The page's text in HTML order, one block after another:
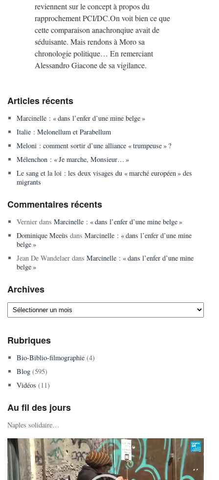
reviennent sur le concept à propos du
rapprochement PCI/DC.On voit bien ce que
cette comparaison anachronqiue avait de
séduisante. Mais rendons à Moro sa
chronologie politique… En remerciant
Alessandro Giacone de sa vigilance.
Articles récents
Marcinelle : « dans l’enfer d’une mine belge »
Italie : Melonellum et Parabellum
Meloni : comment sortir d’une alliance « trumpeuse » ?
Mélenchon : « Je marche, Monsieur… »
Le sang et la loi : les deux visages du « marché européen » des
migrants
Commentaires récents
Vernierdans Marcinelle : « dans l’enfer d’une mine belge »
Dominique Meeùs dans Marcinelle : « dans l’enfer d’une mine
belge »
Jean De Wandelaerdans Marcinelle : « dans l’enfer d’une mine
belge »
Archives
Archives
Rubriques
Bio-Biblio-filmographie(4)
Blog(595)
Vidéos (11)
Au fil des jours
Naples solidaire…
Lecteur
vidéo